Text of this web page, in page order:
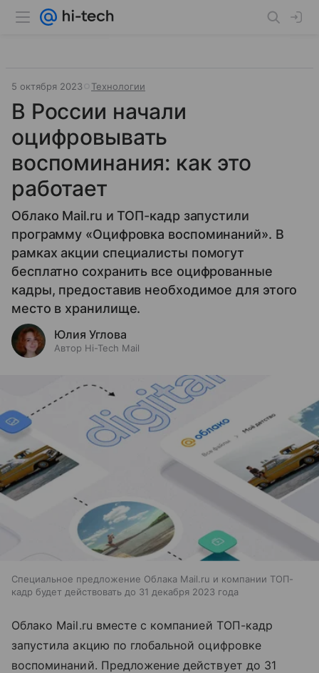
5 октября 2023 Технологии
В России начали
оцифровывать
воспоминания: как это
работает
Облако Mail.ru и ТОП-кадр запустили
программу «Оцифровка воспоминаний». В
рамках акции специалисты помогут
бесплатно сохранить все оцифрованные
кадры, предоставив необходимое для этого
место в хранилище.
Юлия Углова
Автор Hi-Tech Mail
Специальное предложение Облака Mail.ru и компании ТОП-
кадр будет действовать до 31 декабря 2023 года
Облако Mail.ru вместе с компанией ТОП-кадр
запустила акцию по глобальной оцифровке
воспоминаний. Предложение действует до 31